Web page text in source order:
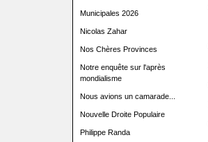
Municipales 2026
Nicolas Zahar
Nos Chères Provinces
Notre enquête sur l'après
mondialisme
Nous avions un camarade...
Nouvelle Droite Populaire
Philippe Randa